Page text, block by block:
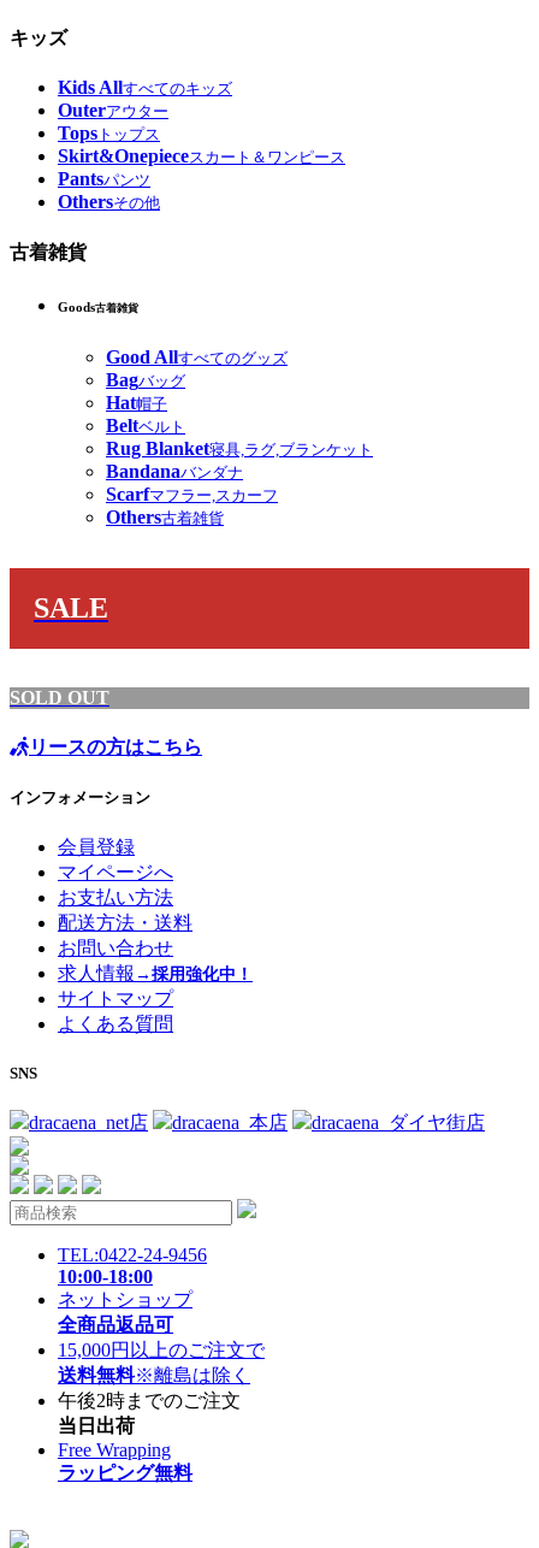
キッズ
Kids Allすべてのキッズ
Outerアウター
Tops トップス
Skirt&Onepieceスカート＆ワンピース
Pantsパンツ
Othersその他
古着雑貨
Goods古着雑貨
Good Allすべてのグッズ
Bagバッグ
Hat帽子
Beltベルト
Rug Blanket寝具,ラグ,ブランケット
Bandanaバンダナ
Scarfマフラー,スカーフ
Others古着雑貨
SALE
SOLD OUT
リースの方はこちら
インフォメーション
会員登録
マイページへ
お支払い方法
配送方法・送料
お問い合わせ
求人情報 →採用強化中！
サイトマップ
よくある質問
SNS
dracaena_net店 dracaena_本店 dracaena_ダイヤ街店
TEL:0422-24-9456
10:00-18:00
ネットショップ
全商品返品可
15,000円以上のご注文で
送料無料※離島は除く
午後2時までのご注文
当日出荷
Free Wrapping
ラッピング無料